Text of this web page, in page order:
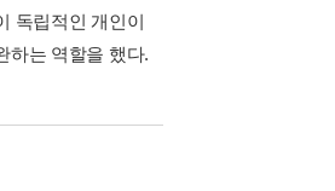
독립적인 개인이
하는 역할을 했다.